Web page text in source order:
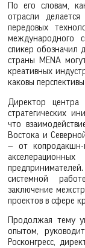
По его словам,
отрасли
передовых
международного
спикер обозначил
страны MENA
креативных
каковы
Директор центра
стратегических
что
Востока и
— от копродакшн-
системной
заключение
проектов в сфере
Продолжая тему
опытом,
Росконгресс,